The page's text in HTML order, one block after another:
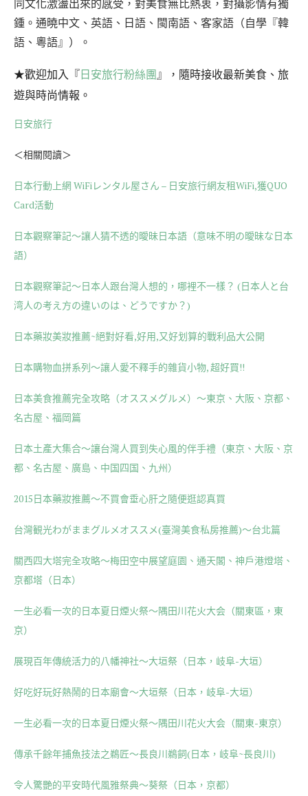
同文化激盪出來的感受，對美食無比熱衷，對攝影情有獨
鍾。通曉中文、英語、日語、閩南語、客家語（自學『韓
語、粵語』）。
★歡迎加入『 日安旅行粉絲團 』，隨時接收最新美食、旅
遊與時尚情報。
日安旅行
＜相關閱讀＞
日本行動上網 WiFiレンタル屋さん – 日安旅行網友租WiFi,獲QUO
Card活動
日本觀察筆記～讓人猜不透的曖昧日本語（意味不明の曖昧な日本
語）
日本觀察筆記～日本人跟台灣人想的，哪裡不一樣？ (日本人と台
湾人の考え方の違いのは、どうですか？)
日本藥妝美妝推薦~絕對好看,好用,又好划算的戰利品大公開
日本購物血拼系列～讓人愛不釋手的雜貨小物, 超好買!!
日本美食推薦完全攻略（オススメグルメ）～東京、大阪、京都、
名古屋、福岡篇
日本土產大集合～讓台灣人買到失心風的伴手禮（東京、大阪、京
都、名古屋、廣島、中国四国、九州）
2015日本藥妝推薦～不買會垂心肝之隨便逛認真買
台灣観光わがままグルメオススメ(臺灣美食私房推薦)〜台北篇
關西四大塔完全攻略～梅田空中展望庭園、通天閣、神戶港燈塔、
京都塔（日本）
一生必看一次的日本夏日煙火祭～隅田川花火大会（關東區，東
京）
展現百年傳統活力的八幡神社～大垣祭（日本，岐阜-大垣）
好吃好玩好熱鬧的日本廟會～大垣祭（日本，岐阜-大垣）
一生必看一次的日本夏日煙火祭～隅田川花火大会（關東-東京）
傳承千餘年捕魚技法之鵜匠～長良川鵜飼(日本，岐阜~長良川)
令人驚艷的平安時代風雅祭典～葵祭（日本，京都）